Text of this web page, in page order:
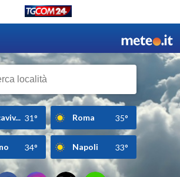
31° Roma 35°
34° Napoli 33°